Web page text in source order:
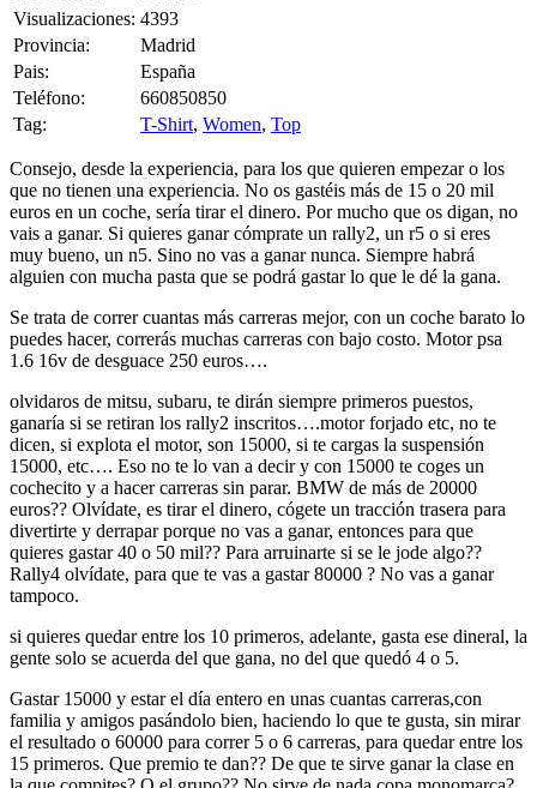
Provincia:
Madrid
Pais:
España
Teléfono:
660850850
Tag:
T-Shirt,Women
Consejo, desde la experiencia, para los que quieren empezar o los
que no tienen una experiencia. No os gastéis más de 15 o 20 mil
euros en un coche, sería tirar el dinero. Por mucho que os digan, no
vais a ganar. Si quieres ganar cómprate un rally2, un r5 o si eres
muy bueno, un n5. Sino no vas a ganar nunca. Siempre habrá
alguien con mucha pasta que se podrá gastar lo que le dé la gana.
Se trata de correr cuantas más carreras mejor, con un coche barato lo
puedes hacer, correrás muchas carreras con bajo costo. Motor psa
1.6 16v de desguace 250 euros….
olvidaros de mitsu, subaru, te dirán siempre primeros puestos,
ganaría si se retiran los rally2 inscritos….motor forjado etc, no te
dicen, si explota el motor, son 15000, si te cargas la suspensión
15000, etc…. Eso no te lo van a decir y con 15000 te coges un
cochecito y a hacer carreras sin parar. BMW de más de 20000
euros?? Olvídate, es tirar el dinero, cógete un tracción trasera para
divertirte y derrapar porque no vas a ganar, entonces para que
quieres gastar 40 o 50 mil?? Para arruinarte si se le jode algo??
Rally4 olvídate, para que te vas a gastar 80000 ? No vas a ganar
tampoco.
si quieres quedar entre los 10
gente solo se acuerda del que gana, no del que quedó 4 o 5.
Gastar 15000 y estar el día entero en unas cuantas carreras,con
familia y amigos pasándolo bien, haciendo lo que te gusta, sin mirar
el resultado o 60000 para correr 5 o 6 carreras, para quedar entre los
15 primeros. Que premio te dan?? De que te sirve ganar la clase en
la que compites? O el grupo?? No sirve de nada.copa monomarca?
Estaría bien si el